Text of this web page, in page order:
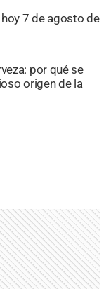
7 de agosto de
por qué se
origen de la